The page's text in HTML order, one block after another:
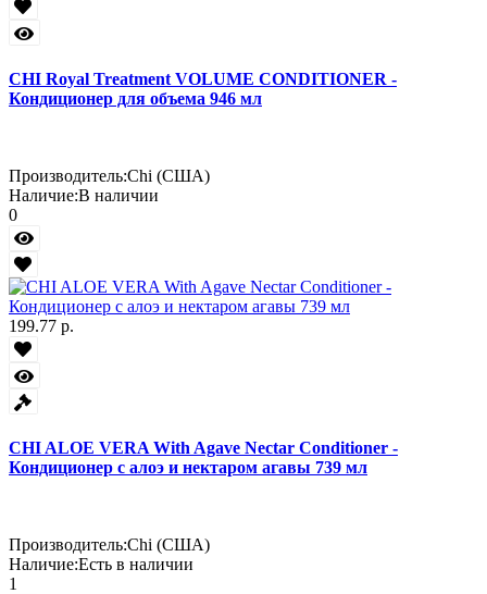
CHI Royal Treatment VOLUME CONDITIONER -
Кондиционер для объема 946 мл
Производитель:Chi (США)
Наличие:В наличии
0
199.77 р.
CHI ALOE VERA With Agave Nectar Conditioner -
Кондиционер с алоэ и нектаром агавы 739 мл
Производитель:Chi (США)
Наличие:Есть в наличии
1